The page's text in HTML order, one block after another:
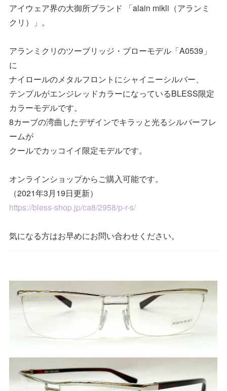
アイウェア界の大御所ブランド 「alain mikli（アランミ
クリ）」。
アランミクリのツーブリッジ・ブローモデル「A0539」
に
ナイロールのメタルフロントにシャイニーシルバー、
テンプルがエンジレッドカラーになっているBLESS限定
カラーモデルです。
8カーブの湾曲したデザインでキラッと光るシルバーフレ
ームが
クールでカッコイイ限定モデルです。
オンラインショップからご購入可能です。
（2021年3月19日更新）
https://bless-shop.jp/ca8/2958/p-r-s/
気になる方はお早めにお問い合わせください。